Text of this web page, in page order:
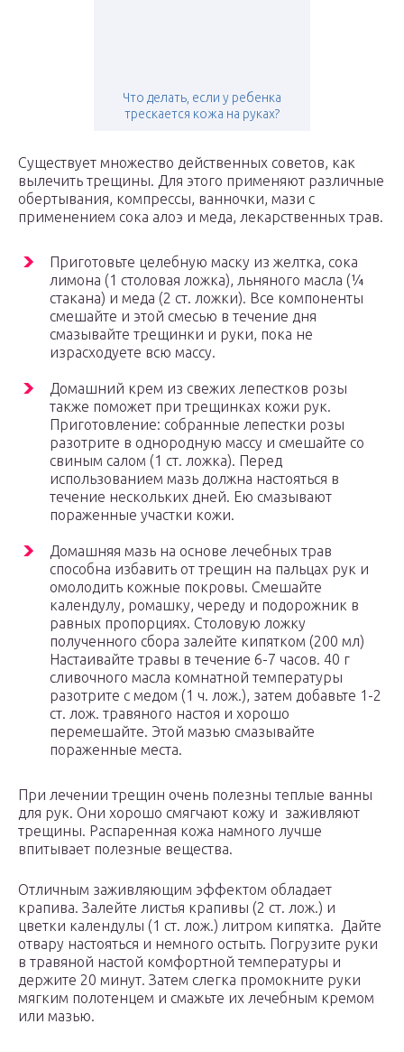
Что делать, если у ребенка
трескается кожа на руках?
Существует множество действенных советов, как
вылечить трещины. Для этого применяют различные
обертывания, компрессы, ванночки, мази с
применением сока алоэ и меда, лекарственных трав.
Приготовьте целебную маску из желтка, сока
лимона (1 столовая ложка), льняного масла (¼
стакана) и меда (2 ст. ложки). Все компоненты
смешайте и этой смесью в течение дня
смазывайте трещинки и руки, пока не
израсходуете всю массу.
Домашний крем из свежих лепестков розы
также поможет при трещинках кожи рук.
Приготовление: собранные лепестки розы
разотрите в однородную массу и смешайте со
свиным салом (1 ст. ложка). Перед
использованием мазь должна настояться в
течение нескольких дней. Ею смазывают
пораженные участки кожи.
Домашняя мазь на основе лечебных трав
способна избавить от трещин на пальцах рук и
омолодить кожные покровы. Смешайте
календулу, ромашку, череду и подорожник в
равных пропорциях. Столовую ложку
полученного сбора залейте кипятком (200 мл)
Настаивайте травы в течение 6-7 часов. 40 г
сливочного масла комнатной температуры
разотрите с медом (1 ч. лож.), затем добавьте 1-2
ст. лож. травяного настоя и хорошо
перемешайте. Этой мазью смазывайте
пораженные места.
При лечении трещин очень полезны теплые ванны
для рук. Они хорошо смягчают кожу и заживляют
трещины. Распаренная кожа намного лучше
впитывает полезные вещества.
Отличным заживляющим эффектом обладает
крапива. Залейте листья крапивы (2 ст. лож.) и
цветки календулы (1 ст. лож.) литром кипятка. Дайте
отвару настояться и немного остыть. Погрузите руки
в травяной настой комфортной температуры и
держите 20 минут. Затем слегка промокните руки
мягким полотенцем и смажьте их лечебным кремом
или мазью.